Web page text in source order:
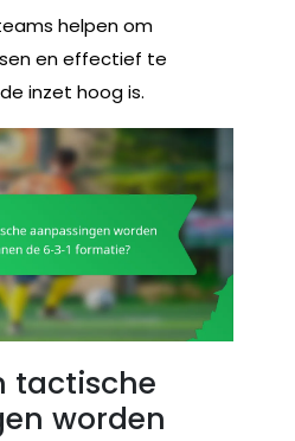
helpen om
en effectief te
inzet hoog is.
tactische
worden